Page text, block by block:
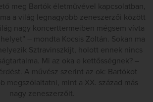
meg Bartók életművével kapcsolatban,
a világ legnagyobb zeneszerzői között
nagy koncerttermeiben mégsem vívta
– mondta Kocsis Zoltán. Sokan ma
Sztravinszkijt, holott ennek nincs
Mi az oka e kettősségnek? –
A művész szerint az ok: Bartókot
megszólaltatni, mint a XX. század más
nagy zeneszerzőit.